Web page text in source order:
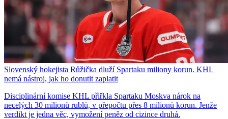
Slovenský hokejista Růžička dluží Spartaku miliony korun. KHL
nemá nástroj, jak ho donutit zaplatit
Disciplinární komise KHL přiřkla Spartaku Moskva nárok na
necelých 30 milionů rublů, v přepočtu přes 8 milionů korun. Jenže
verdikt je jedna věc, vymožení peněz od cizince druhá.